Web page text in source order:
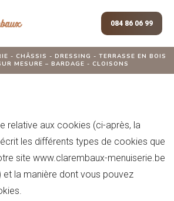
084 86 06 99
- CHÂSSIS - DRESSING - TERRASSE EN BOIS
MESURE – BARDAGE - CLOISONS
relative aux cookies (ci-après, la
les différents types de cookies que
site www.clarembaux-menuiserie.be
et la manière dont vous pouvez